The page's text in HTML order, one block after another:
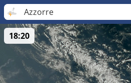
Azzorre
18:20